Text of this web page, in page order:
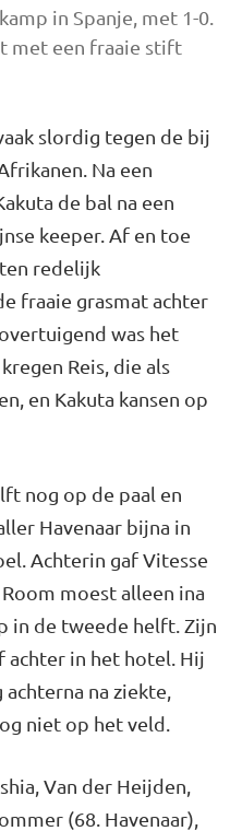
in Spanje, met 1-0.
met een fraaie stift
slordig tegen de bij
Na een
de bal na een
keeper. Af en toe
redelijk
fraaie grasmat achter
was het
Reis, die als
en Kakuta kansen op
nog op de paal en
Havenaar bijna in
Achterin gaf Vitesse
moest alleen ina
in de tweede helft. Zijn
achter in het hotel. Hij
na ziekte,
niet op het veld.
Van der Heijden,
(68. Havenaar),